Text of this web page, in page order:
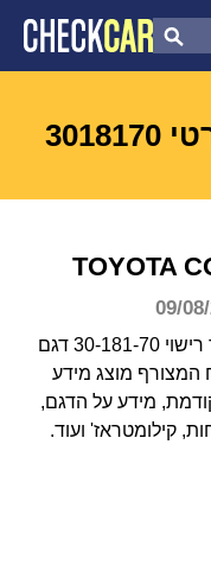
צ'ק קאר
דוח בדיקת רכב
TOYOTA
בדיקת מידע על רכב פרטי לפי מספר רישוי 30-181-70 דגם
המצורף מוצג מידע
מידע על הדגם,
קילומטראז' ועוד.